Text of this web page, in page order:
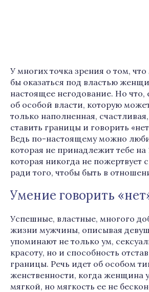
У многих точка зрения о том,
бы оказаться под властью
настоящее негодование. Но что,
об особой власти, которую
только наполненная,
ставить границы и говорить
Ведь по-настоящему можно
которая не принадлежит тебе на
которая никогда не пожертвует
ради того, чтобы быть в
Умение говорить
Успешные, властные, многого
жизни мужчины, описывая
упоминают не только ум,
красоту, но и способность
границы. Речь идет об особом
женственности, когда женщина
мягкой, но мягкость ее не